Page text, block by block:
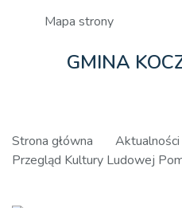
Mapa strony
GMINA
Strona główna Aktualności
Przegląd Kultury Ludowej